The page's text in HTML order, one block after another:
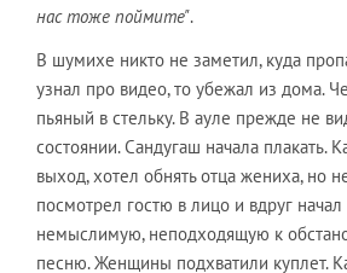
нас тоже поймите".
В шумихе никто не заметил, куда
узнал про видео, то убежал из дома.
пьяный в стельку. В ауле прежде не
состоянии. Сандугаш начала плакать.
выход, хотел обнять отца жениха, но
посмотрел гостю в лицо и вдруг
немыслимую, неподходящую к
песню. Женщины подхватили куплет.